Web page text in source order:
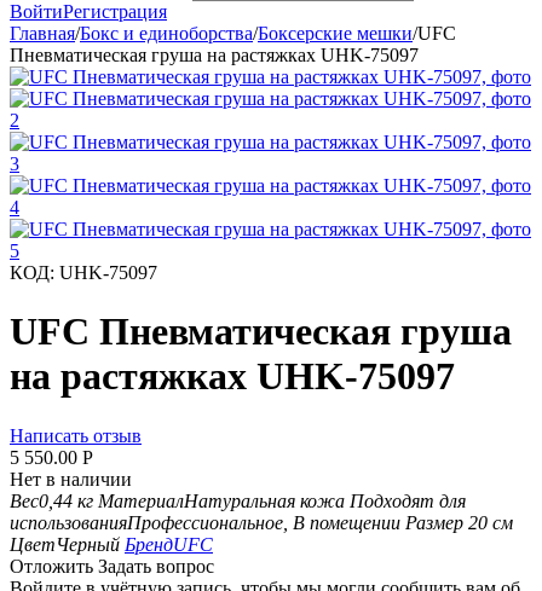
ВойтиРегистрация
Главная/Бокс и единоборства/Боксерские мешки/UFC
Пневматическая груша на растяжках UHK-75097
КОД: UHK-75097
UFC Пневматическая груша
на растяжках UHK-75097
Написать отзыв
5 550.00 Р
Нет в наличии
Вес0,44 кг МатериалНатуральная кожа Подходят для
использованияПрофессиональное, В помещении Размер 20 см
ЦветЧерный БрендUFC
Отложить Задать вопрос